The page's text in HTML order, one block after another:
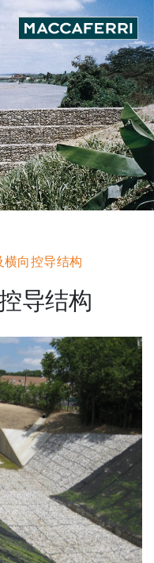
向控导结构
导结构